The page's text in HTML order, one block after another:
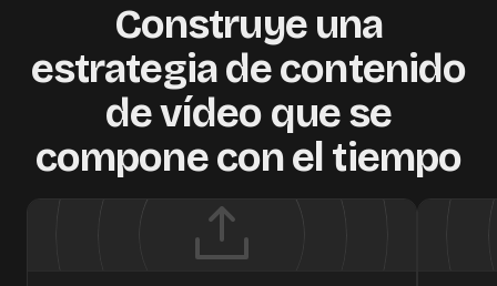
Construye una
estrategia de contenido
de vídeo que se
compone con el tiempo